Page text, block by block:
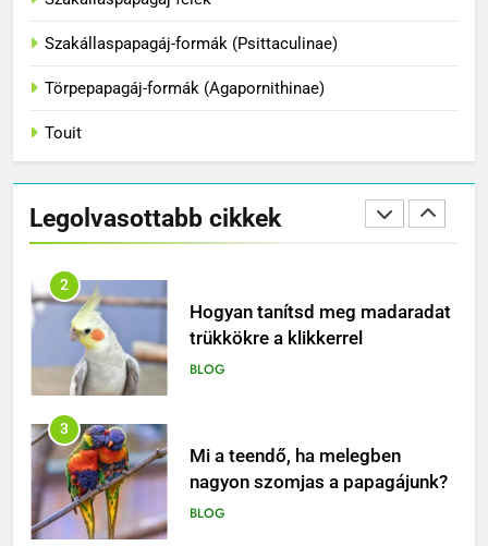
Szakállaspapagáj-formák (Psittaculinae)
Törpepapagáj-formák (Agapornithinae)
Touit
Legolvasottabb cikkek
kiszabadult?
BLOG
2
Hogyan tanítsd meg madaradat
BLOG
3
Mi a teendő, ha melegben
nagyon szomjas a papagájunk?
BLOG
4
Miért nem elég egy papagájnak
egy kalitka és egy tál mag – és
mitől lesz igazán boldog ez a
BLOG